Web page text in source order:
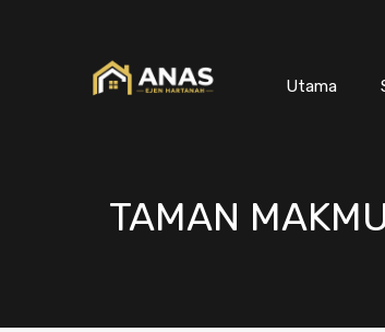
Utama
TAMAN